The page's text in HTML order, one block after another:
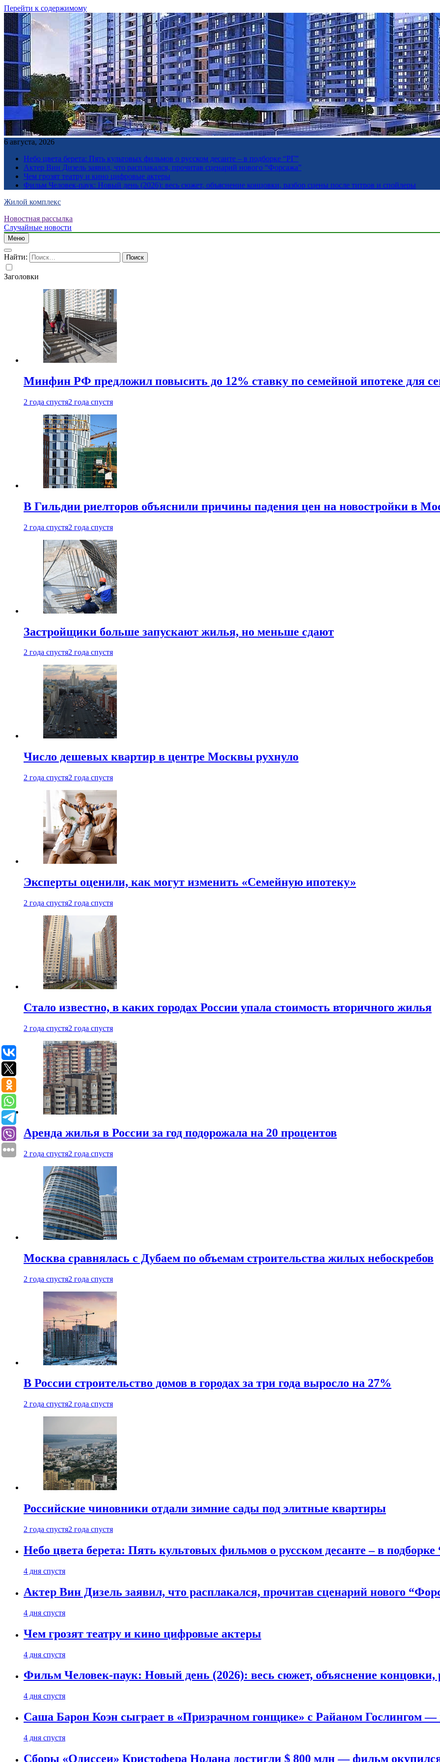
Перейти к содержимому
6 августа, 2026
Небо цвета берета: Пять культовых фильмов о русском десанте – в подборке “РГ”
Актер Вин Дизель заявил, что расплакался, прочитав сценарий нового “Форсажа”
Чем грозят театру и кино цифровые актеры
Фильм Человек-паук: Новый день (2026): весь сюжет, объяснение концовки, разбор сцены после титров и спойлеры
Жилой комплекс
Новостная рассылка
Случайные новости
Меню
Найти:
Заголовки
Минфин РФ предложил повысить до 12% ставку по семейной ипотеке для
2 года спустя2 года спустя
В Гильдии риелторов объяснили причины падения цен на новостройки в
2 года спустя2 года спустя
Застройщики больше запускают жилья, но меньше сдают
2 года спустя2 года спустя
Число дешевых квартир в центре Москвы рухнуло
2 года спустя2 года спустя
Эксперты оценили, как могут изменить «Семейную ипотеку»
2 года спустя2 года спустя
Стало известно, в каких городах России упала стоимость вторичного жилья
2 года спустя2 года спустя
Аренда жилья в России за год подорожала на 20 процентов
2 года спустя2 года спустя
Москва сравнялась с Дубаем по объемам строительства жилых небоскребов
2 года спустя2 года спустя
В России строительство домов в городах за три года выросло на 27%
2 года спустя2 года спустя
Российские чиновники отдали зимние сады под элитные квартиры
2 года спустя2 года спустя
Небо цвета берета: Пять культовых фильмов о русском десанте – в подборке
4 дня спустя
Актер Вин Дизель заявил, что расплакался, прочитав сценарий нового
4 дня спустя
Чем грозят театру и кино цифровые актеры
4 дня спустя
Фильм Человек-паук: Новый день (2026): весь сюжет, объяснение концовки,
4 дня спустя
Саша Барон Коэн сыграет в «Призрачном гонщике» с Райаном Гослингом —
4 дня спустя
Сборы «Одиссеи» Кристофера Нолана достигли $ 800 млн — фильм